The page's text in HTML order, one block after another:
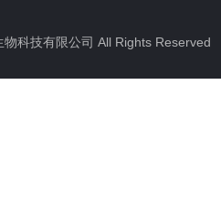
物科技有限公司 All Rights